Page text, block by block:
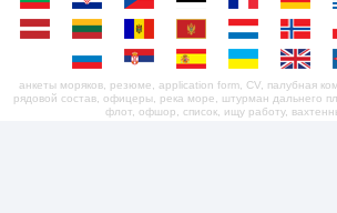
анкеты моряков, резюме, application form, CV, палубная
рядовой состав, офицеры, река море, штурман дальнего
флот, офшор, список, ищу работу,